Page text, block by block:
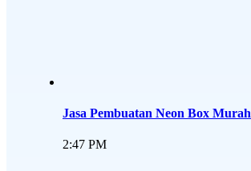
Jasa Pembuatan Neon Box Murah
2:47 PM